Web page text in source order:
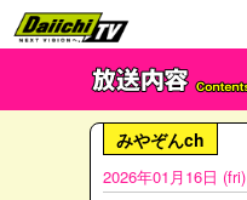
みやぞんch
2026年01月16日 (fri)